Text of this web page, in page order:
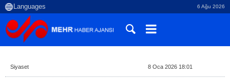
6 Ağu 2026
Siyaset 8 Oca 2026 18:01